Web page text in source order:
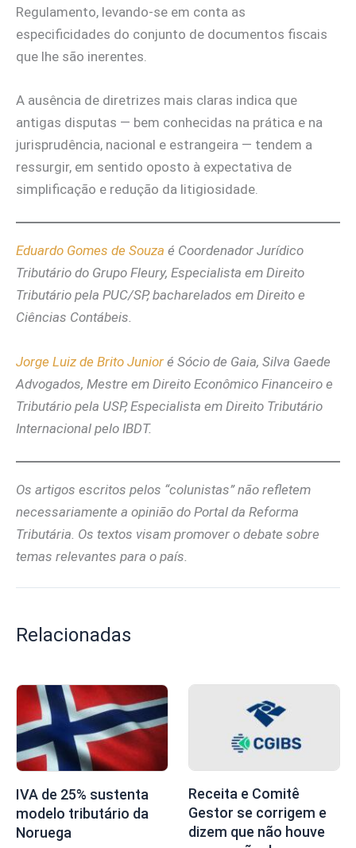
Regulamento, levando-se em conta as
especificidades do conjunto de documentos fiscais
que lhe são inerentes.
A ausência de diretrizes mais claras indica que
antigas disputas — bem conhecidas na prática e na
jurisprudência, nacional e estrangeira — tendem a
ressurgir, em sentido oposto à expectativa de
simplificação e redução da litigiosidade.
Eduardo Gomes de Souza é Coordenador Jurídico
Tributário do Grupo Fleury, Especialista em Direito
Tributário pela PUC/SP, bacharelados em Direito e
Ciências Contábeis.
Jorge Luiz de Brito Junior é Sócio de Gaia, Silva Gaede
Advogados, Mestre em Direito Econômico Financeiro e
Tributário pela USP, Especialista em Direito Tributário
Internacional pelo IBDT.
Os artigos escritos pelos “colunistas” não refletem
necessariamente a opinião do Portal da Reforma
Tributária. Os textos visam promover o debate sobre
temas relevantes para o país.
Relacionadas
IVA de 25% sustenta
modelo tributário da
Noruega
Receita e Comitê
Gestor se corrigem e
dizem que não houve